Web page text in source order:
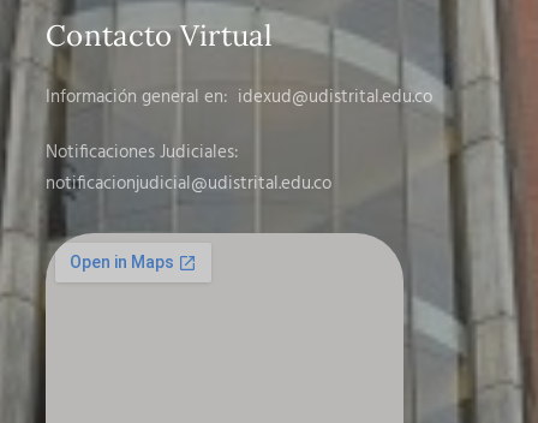
Contacto Virtual
Información general en: idexud@udistrital.edu.co
Notificaciones Judiciales:
notificacionjudicial@udistrital.edu.co